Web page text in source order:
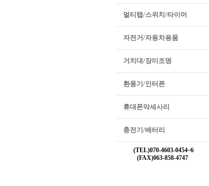
멀티탭/스위치/타이머
자전거/자동차용품
거치대/장미조명
환풍기/인터폰
휴대폰악세사리
충전기/배터리
(TEL)070-4603-0454~6
(FAX)063-858-4747